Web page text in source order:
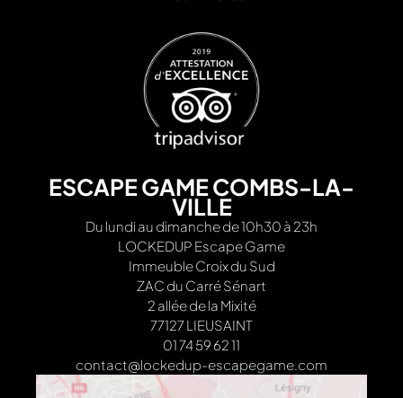
ESCAPE GAME COMBS-LA-
VILLE
Du lundi au dimanche de 10h30 à 23h
LOCKEDUP Escape Game
Immeuble Croix du Sud
ZAC du Carré Sénart
2 allée de la Mixité
77127 LIEUSAINT
01 74 59 62 11
contact@lockedup-escapegame.com